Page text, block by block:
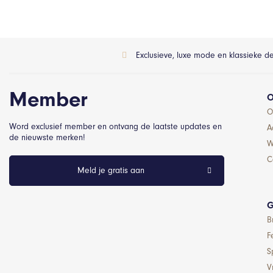
Exclusieve, luxe mode en klassieke
Member
Word exclusief member en ontvang de laatste updates en
de nieuwste merken!
Meld je gratis aan